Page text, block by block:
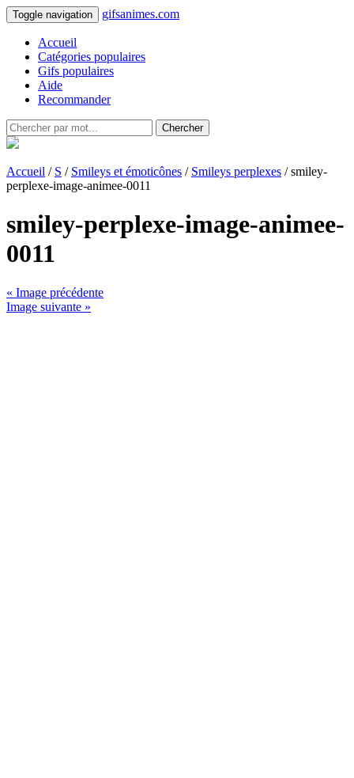
Toggle navigation gifsanimes.com
Accueil
Catégories populaires
Gifs populaires
Aide
Recommander
Chercher
Accueil / S / Smileys et émoticônes / Smileys perplexes / smiley-
perplexe-image-animee-0011
smiley-perplexe-image-animee-
0011
« Image précédente
Image suivante »